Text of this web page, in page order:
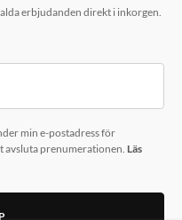
erbjudanden direkt i inkorgen.
min e-postadress för
avsluta prenumerationen. Läs